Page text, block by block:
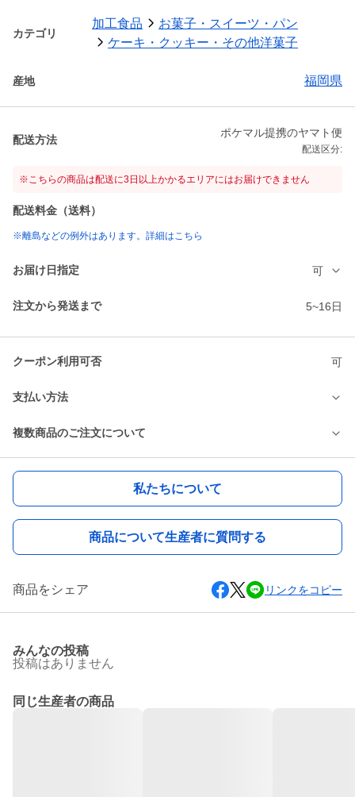
カテゴリ
加工食品
お菓子・スイーツ・パン
ケーキ・クッキー・その他洋菓子
産地 福岡県
配送方法
ポケマル提携のヤマト便
配送区分:
※こちらの商品は配送に3日以上かかるエリアにはお届けできません
配送料金（送料）
※離島などの例外はあります。詳細はこちら
お届け日指定 可
注文から発送まで 5~16日
クーポン利用可否 可
支払い方法
複数商品のご注文について
私たちについて
商品について生産者に質問する
商品をシェア リンクをコピー
みんなの投稿
投稿はありません
同じ生産者の商品